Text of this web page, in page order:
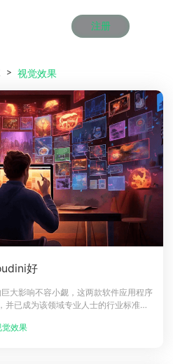
注册
视觉效果
好
大影响不容小觑，这两款软件应用程序
并已成为该领域专业人士的行业标准。
先进的程序建模和模拟功能使艺
觉效果